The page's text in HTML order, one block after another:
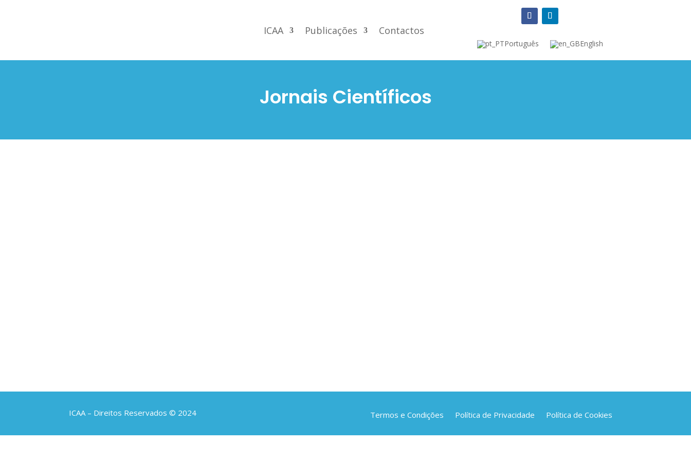
ICAA Publicações Contactos
Português English
Jornais Científicos
ICAA – Direitos Reservados © 2024 Termos e Condições Política de Privacidade Política de Cookies